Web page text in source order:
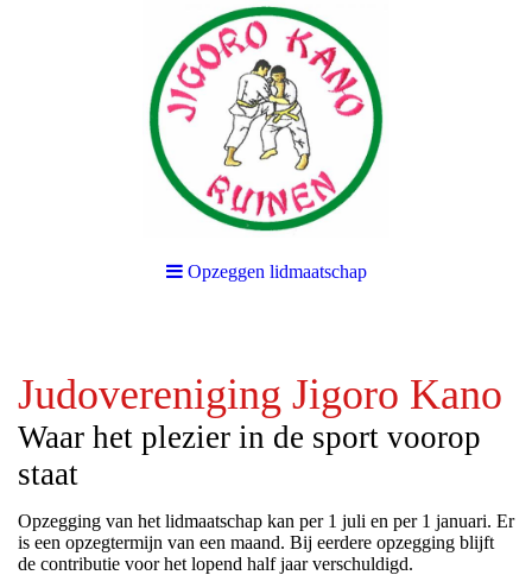
Opzeggen lidmaatschap
Judovereniging Jigoro Kano
Waar het plezier in de sport voorop
staat
Opzegging van het lidmaatschap kan per 1 juli en per 1 januari. Er
is een opzegtermijn van een maand. Bij eerdere opzegging blijft
de contributie voor het lopend half jaar verschuldigd.